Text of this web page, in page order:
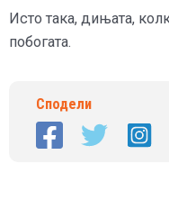
Исто така, дињата,
побогата.
Сподели